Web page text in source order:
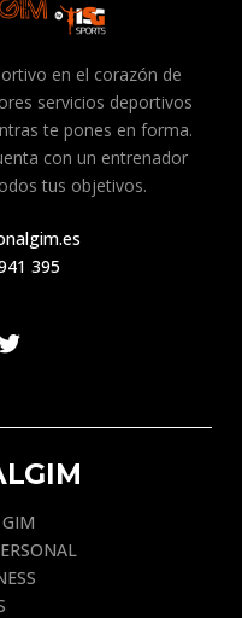
en el corazón de
servicios deportivos
te pones en forma.
con un entrenador
tus objetivos.
395